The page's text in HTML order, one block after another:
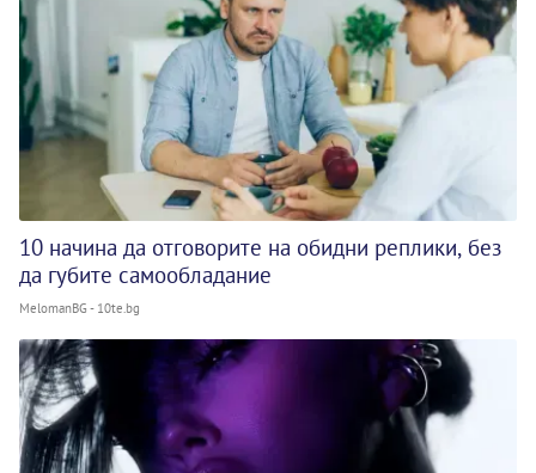
10 начина да отговорите на обидни реплики, без
да губите самообладание
MelomanBG - 10te.bg